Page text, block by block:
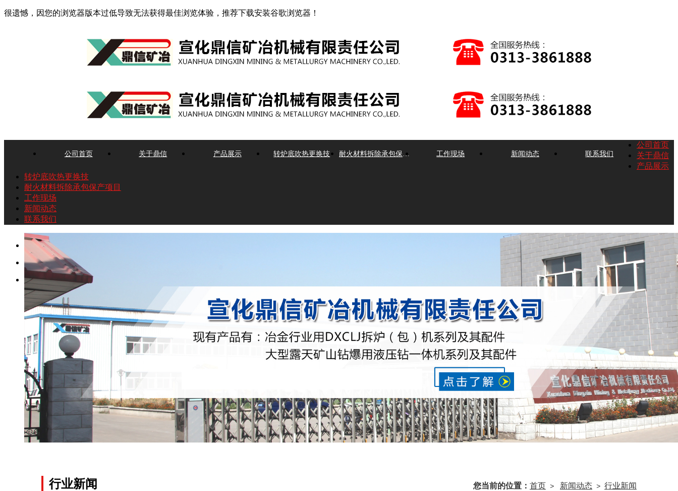
很遗憾，因您的浏览器版本过低导致无法获得最佳浏览体验，推荐下载安装谷歌浏览器！
公司首页 关于鼎信 产品展示 转炉底吹热更换技 耐火材料拆除承包保产项目 工作现场 新闻动态 联系我们
公司首页
关于鼎信
产品展示
转炉底吹热更换技
耐火材料拆除承包保产项目
工作现场
新闻动态
联系我们
行业新闻 您当前的位置： 首页 > 新闻动态 > 行业新闻